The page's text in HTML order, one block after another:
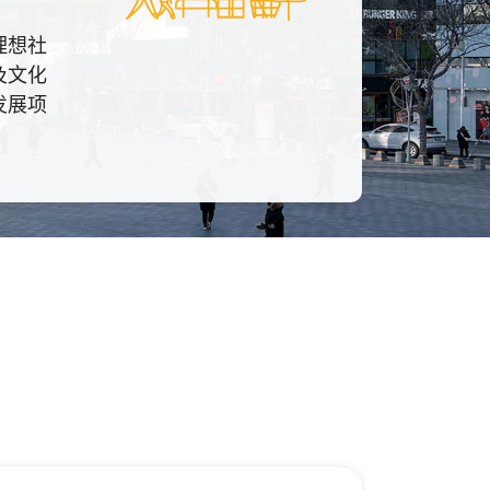
想社
文化
展项